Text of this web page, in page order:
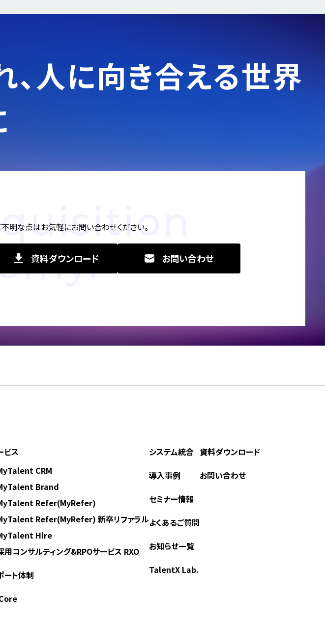
人に向き合える世界
不明な点はお気軽にお問い合わせください。
資料ダウンロード お問い合わせ
ビス
CRM
Brand
Refer(MyRefer)
Refer(MyRefer) 新卒リファラル
Hire
用コンサルティング&RPOサービス RXO
ート体制
システム統合
導入事例
セミナー情報
よくあるご質問
お知らせ一覧
TalentX Lab.
資料ダウンロード
お問い合わせ